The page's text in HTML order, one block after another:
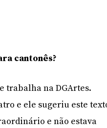
cantonês?
trabalha na DGArtes.
e ele sugeriu este
e não estava